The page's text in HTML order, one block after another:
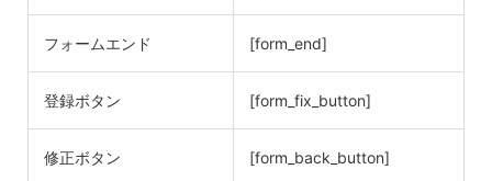
フォームエンド [form_end]
登録ボタン [form_fix_button]
修正ボタン [form_back_button]